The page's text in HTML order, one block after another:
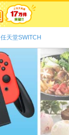
任天堂SWITCH